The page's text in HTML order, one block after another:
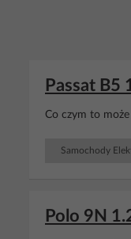
Passat B5
Co czym to
Samochody
Polo 9N